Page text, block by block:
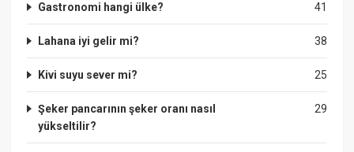
41
Gastronomi hangi ülke?
38
Lahana iyi gelir mi?
25
Kivi suyu sever mi?
29
Şeker pancarının şeker oranı nasıl
yükseltilir?